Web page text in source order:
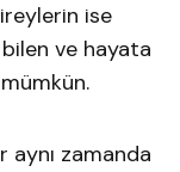
ise
ve hayata
aynı zamanda